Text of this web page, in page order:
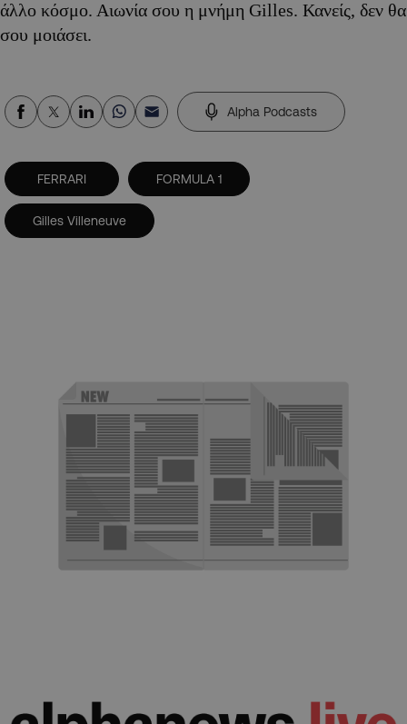
άλλο κόσμο. Αιωνία σου η μνήμη Gilles. Κανείς, δεν θα
σου μοιάσει.
Alpha Podcasts
FERRARI FORMULA 1
Gilles Villeneuve